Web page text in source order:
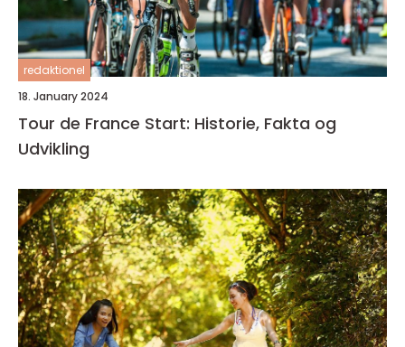
redaktionel
18. January 2024
Tour de France Start: Historie, Fakta og
Udvikling